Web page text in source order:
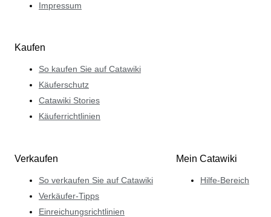
Impressum
Kaufen
So kaufen Sie auf Catawiki
Käuferschutz
Catawiki Stories
Käuferrichtlinien
Verkaufen
So verkaufen Sie auf Catawiki
Verkäufer-Tipps
Einreichungsrichtlinien
Mein Catawiki
Hilfe-Bereich